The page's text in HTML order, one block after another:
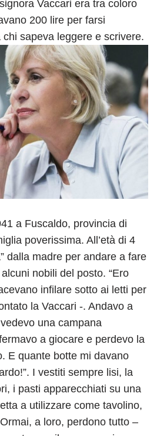
Vaccari era tra coloro
200 lire per farsi
sapeva leggere e scrivere.
a Fuscaldo, provincia di
poverissima. All’età di 4
dalla madre per andare a fare
nobili del posto. “Ero
infilare sotto ai letti per
la Vaccari -. Andavo a
una campana
a giocare e perdevo la
E quante botte mi davano
I vestiti sempre lisi, la
i pasti apparecchiati su una
a utilizzare come tavolino,
a loro, perdono tutto –